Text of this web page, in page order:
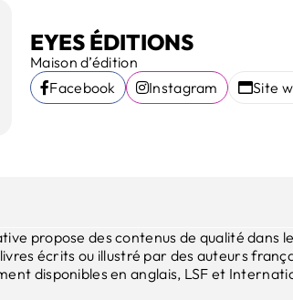
EYES ÉDITIONS
Maison d’édition
Facebook
Instagram Site
propose des contenus de qualité dans
écrits ou illustré par des auteurs
disponibles en anglais, LSF et